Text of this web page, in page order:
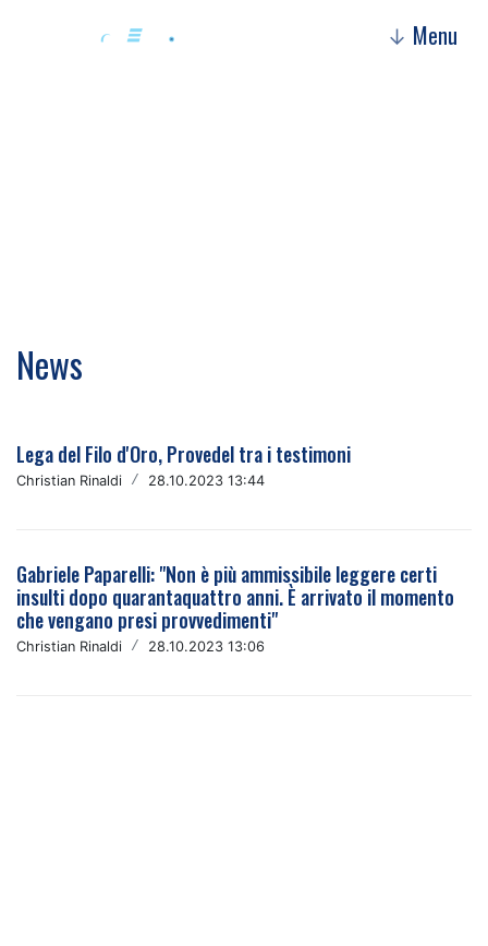
↓ Menu
News
Lega del Filo d'Oro, Provedel tra i testimoni
Christian Rinaldi / 28.10.2023 13:44
Gabriele Paparelli: "Non è più ammissibile leggere certi
insulti dopo quarantaquattro anni. È arrivato il momento
che vengano presi provvedimenti"
Christian Rinaldi / 28.10.2023 13:06